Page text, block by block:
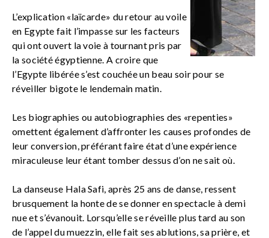
L’explication «laïcarde» du retour au voile
en Egypte fait l’impasse sur les facteurs
qui ont ouvert la voie à tournant pris par
la société égyptienne. A croire que
l’Egypte libérée s’est couchée un beau soir pour se
réveiller bigote le lendemain matin.
Les biographies ou autobiographies des «repenties»
omettent également d’affronter les causes profondes de
leur conversion, préférant faire état d’une expérience
miraculeuse leur étant tomber dessus d’on ne sait où.
La danseuse Hala Safi, après 25 ans de danse, ressent
brusquement la honte de se donner en spectacle à demi
nue et s’évanouit. Lorsqu’elle se réveille plus tard au son
de l’appel du muezzin, elle fait ses ablutions, sa prière, et